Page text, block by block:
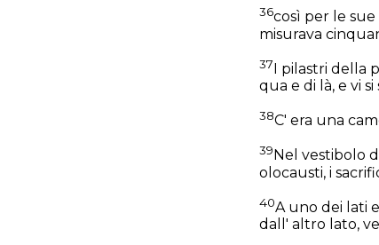
36così per le
misurava
37I pilastri della
qua e di là, e vi
38C' era una
39 Nel vestibolo
olocausti, i
40A uno dei lati
dall' altro lato,